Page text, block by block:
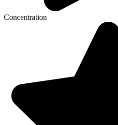
Concentration